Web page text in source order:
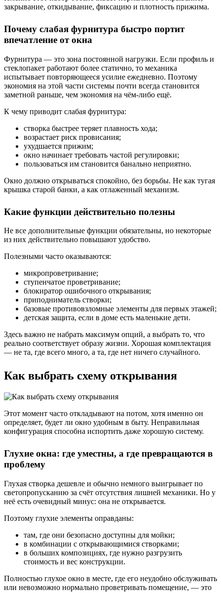
закрывание, откидывание, фиксацию и плотность прижима.
Почему слабая фурнитура быстро портит
впечатление от окна
Фурнитура — это зона постоянной нагрузки. Если профиль и
стеклопакет работают более статично, то механика
испытывает повторяющееся усилие ежедневно. Поэтому
экономия на этой части системы почти всегда становится
заметной раньше, чем экономия на чём-либо ещё.
К чему приводит слабая фурнитура:
створка быстрее теряет плавность хода;
возрастает риск провисания;
ухудшается прижим;
окно начинает требовать частой регулировки;
пользоваться им становится банально неприятно.
Окно должно открываться спокойно, без борьбы. Не как тугая
крышка старой банки, а как отлаженный механизм.
Какие функции действительно полезны
Не все дополнительные функции обязательны, но некоторые
из них действительно повышают удобство.
Полезными часто оказываются:
микропроветривание;
ступенчатое проветривание;
блокиратор ошибочного открывания;
приподниматель створки;
базовые противовзломные элементы для первых этажей;
детская защита, если в доме есть маленькие дети.
Здесь важно не набрать максимум опций, а выбрать то, что
реально соответствует образу жизни. Хорошая комплектация
— не та, где всего много, а та, где нет ничего случайного.
Как выбрать схему открывания
Этот момент часто откладывают на потом, хотя именно он
определяет, будет ли окно удобным в быту. Неправильная
конфигурация способна испортить даже хорошую систему.
Глухие окна: где уместны, а где превращаются в
проблему
Глухая створка дешевле и обычно немного выигрывает по
светопропусканию за счёт отсутствия лишней механики. Но у
неё есть очевидный минус: она не открывается.
Поэтому глухие элементы оправданы:
там, где они безопасно доступны для мойки;
в комбинации с открывающимися створками;
в больших композициях, где нужно разгрузить
стоимость и вес конструкции.
Полностью глухое окно в месте, где его неудобно обслуживать
или невозможно нормально проветривать помещение, — это